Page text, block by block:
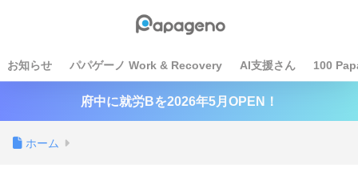
お知らせ パパゲーノ Work & Recovery AI支援さん 100
府中に就労Bを2026年5月OPEN！
ホーム